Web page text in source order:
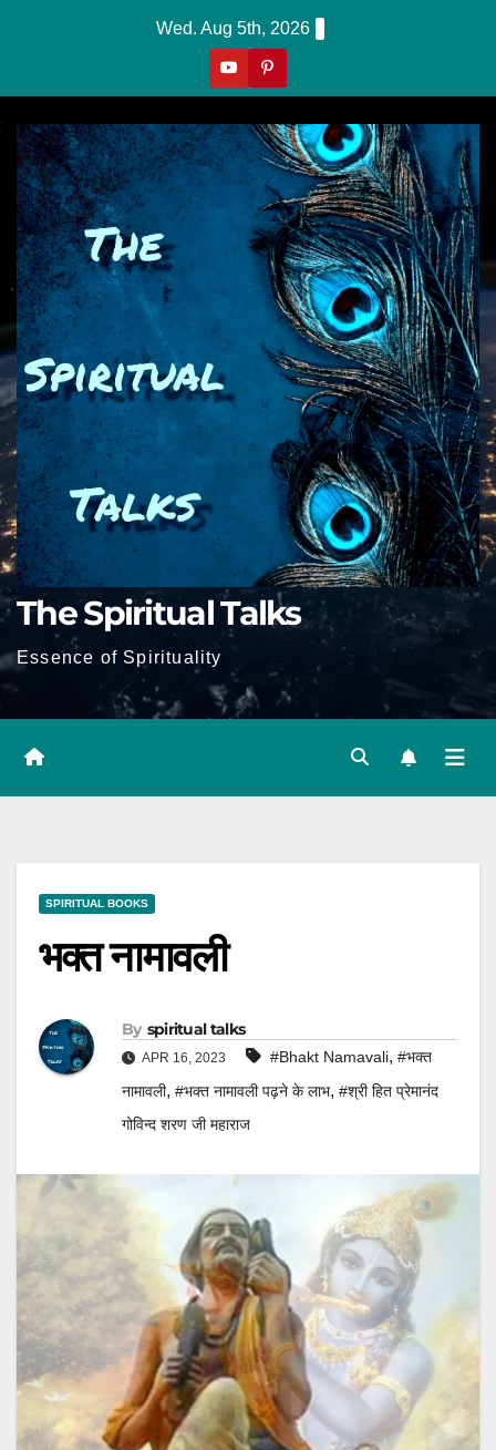
Wed. Aug 5th, 2026
The Spiritual Talks
Essence of Spirituality
SPIRITUAL BOOKS
भक्त नामावली
By spiritual talks
APR 16, 2023 #Bhakt Namavali, #भक्त
नामावली, #भक्त नामावली पढ़ने के लाभ, #श्री हित प्रेमानंद
गोविन्द शरण जी महाराज